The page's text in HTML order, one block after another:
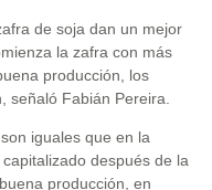
de soja dan un mejor
la zafra con más
producción, los
señaló Fabián Pereira.
iguales que en la
después de la
producción, en